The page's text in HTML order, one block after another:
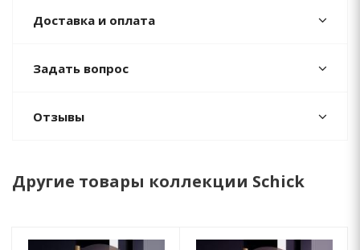
Доставка и оплата
Задать вопрос
Отзывы
Другие товары коллекции Schick